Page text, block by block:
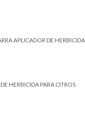
APLICADOR DE HERBICIDA
HERBICIDA PARA CITROS